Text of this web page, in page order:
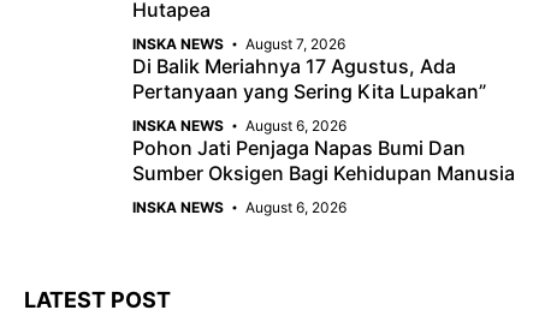
Hutapea
INSKA NEWS August 7, 2026
Di Balik Meriahnya 17 Agustus, Ada
Pertanyaan yang Sering Kita Lupakan”
INSKA NEWS August 6, 2026
Pohon Jati Penjaga Napas Bumi Dan
Sumber Oksigen Bagi Kehidupan Manusia
INSKA NEWS August 6, 2026
LATEST POST